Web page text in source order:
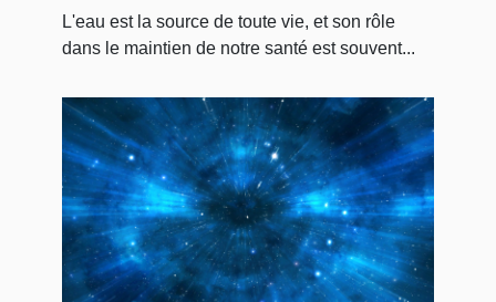
votre bien-être global
L'eau est la source de toute vie, et son rôle
dans le maintien de notre santé est souvent...